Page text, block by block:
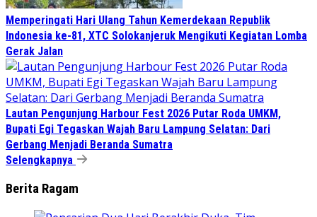
Memperingati Hari Ulang Tahun Kemerdekaan Republik
Indonesia ke-81, XTC Solokanjeruk Mengikuti Kegiatan Lomba
Gerak Jalan
Lautan Pengunjung Harbour Fest 2026 Putar Roda UMKM,
Bupati Egi Tegaskan Wajah Baru Lampung Selatan: Dari
Gerbang Menjadi Beranda Sumatra
Selengkapnya
Berita Ragam